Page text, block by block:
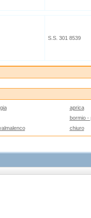
S.S. 301 8539
aprica
bormio -
chiuro